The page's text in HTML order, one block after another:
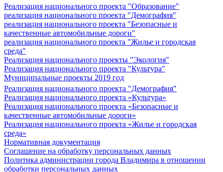
Реализация национального проекта "Образование"
реализация национального проекта "Демография"
реализация национального проекта "Безопасные и
качественные автомобильные дороги"
реализация национального проекта "Жилье и городская
среда"
Реализация национального проекты "Экология"
Реализация национального проекта "Культура"
Муниципальные проекты 2019 год
Реализация национального проекта "Демография"
Реализация национального проекта «Культура»
Реализация национального проекта «Безопасные и
качественные автомобильные дороги»
Реализация национального проекта «Жилье и городская
среда»
Нормативная документация
Соглашение на обработку персональных данных
Политика администрации города Владимира в отношении
обработки персональных данных